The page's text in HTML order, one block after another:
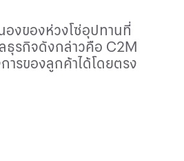
งของห่วงโซ่อุปทานที่
ธุรกิจดังกล่าวคือ C2M
ารของลูกค้าได้โดยตรง